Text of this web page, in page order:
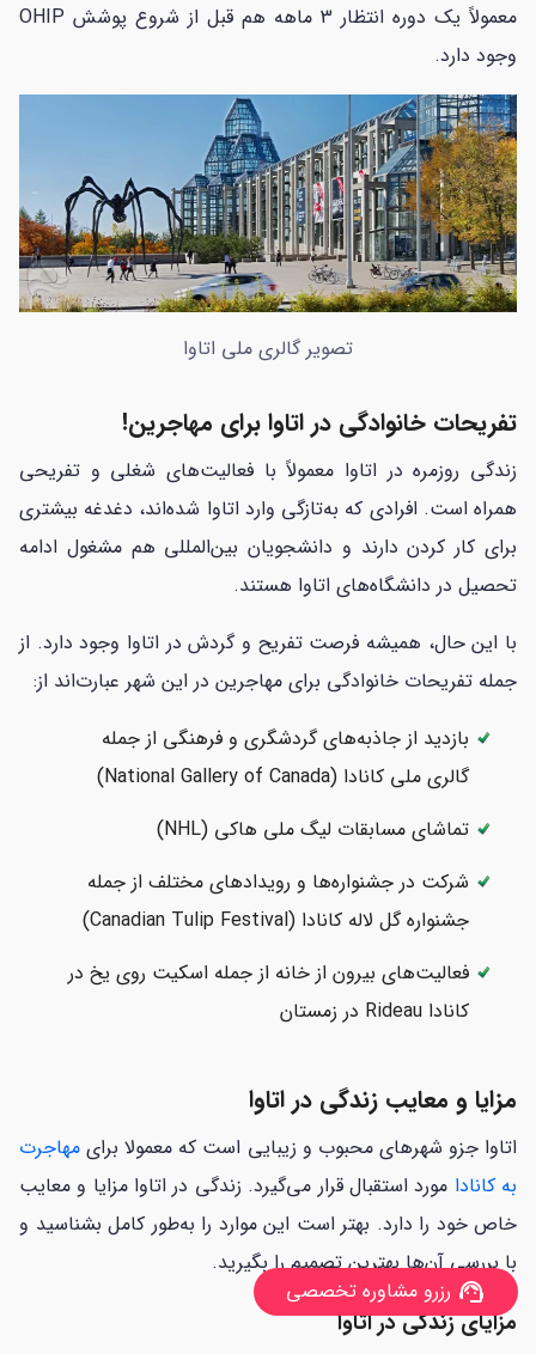
معمولاً یک دوره انتظار 3 ماهه هم قبل از شروع پوشش OHIP
وجود دارد.
تصویر گالری ملی اتاوا
تفریحات خانوادگی در اتاوا برای مهاجرین!
زندگی روزمره در اتاوا معمولاً با فعالیت‌های شغلی و تفریحی
همراه است. افرادی که به‌تازگی وارد اتاوا شده‌اند، دغدغه بیشتری
برای کار کردن دارند و دانشجویان بین‌المللی هم مشغول ادامه
تحصیل در دانشگاه‌های اتاوا هستند.
با این حال، همیشه فرصت تفریح و گردش در اتاوا وجود دارد. از
جمله تفریحات خانوادگی برای مهاجرین در این شهر عبارت‌اند از:
بازدید از جاذبه‌های گردشگری و فرهنگی از جمله
گالری ملی کانادا (National Gallery of Canada)
تماشای مسابقات لیگ ملی هاکی (NHL)
شرکت در جشنواره‌ها و رویدادهای مختلف از جمله
جشنواره گل لاله کانادا (Canadian Tulip Festival)
فعالیت‌های بیرون از خانه از جمله اسکیت روی یخ در
کانادا Rideau در زمستان
مزایا و معایب زندگی در اتاوا
اتاوا جزو شهرهای محبوب و زیبایی است که معمولا برای مهاجرت
به کانادا مورد استقبال قرار می‌گیرد. زندگی در اتاوا مزایا و معایب
خاص خود را دارد. بهتر است این موارد را به‌طور کامل بشناسید و
با بررسی آن‌ها بهترین تصمیم را بگیرید.
مزایای زندگی در اتاوا
support_agent رزرو مشاوره تخصصی